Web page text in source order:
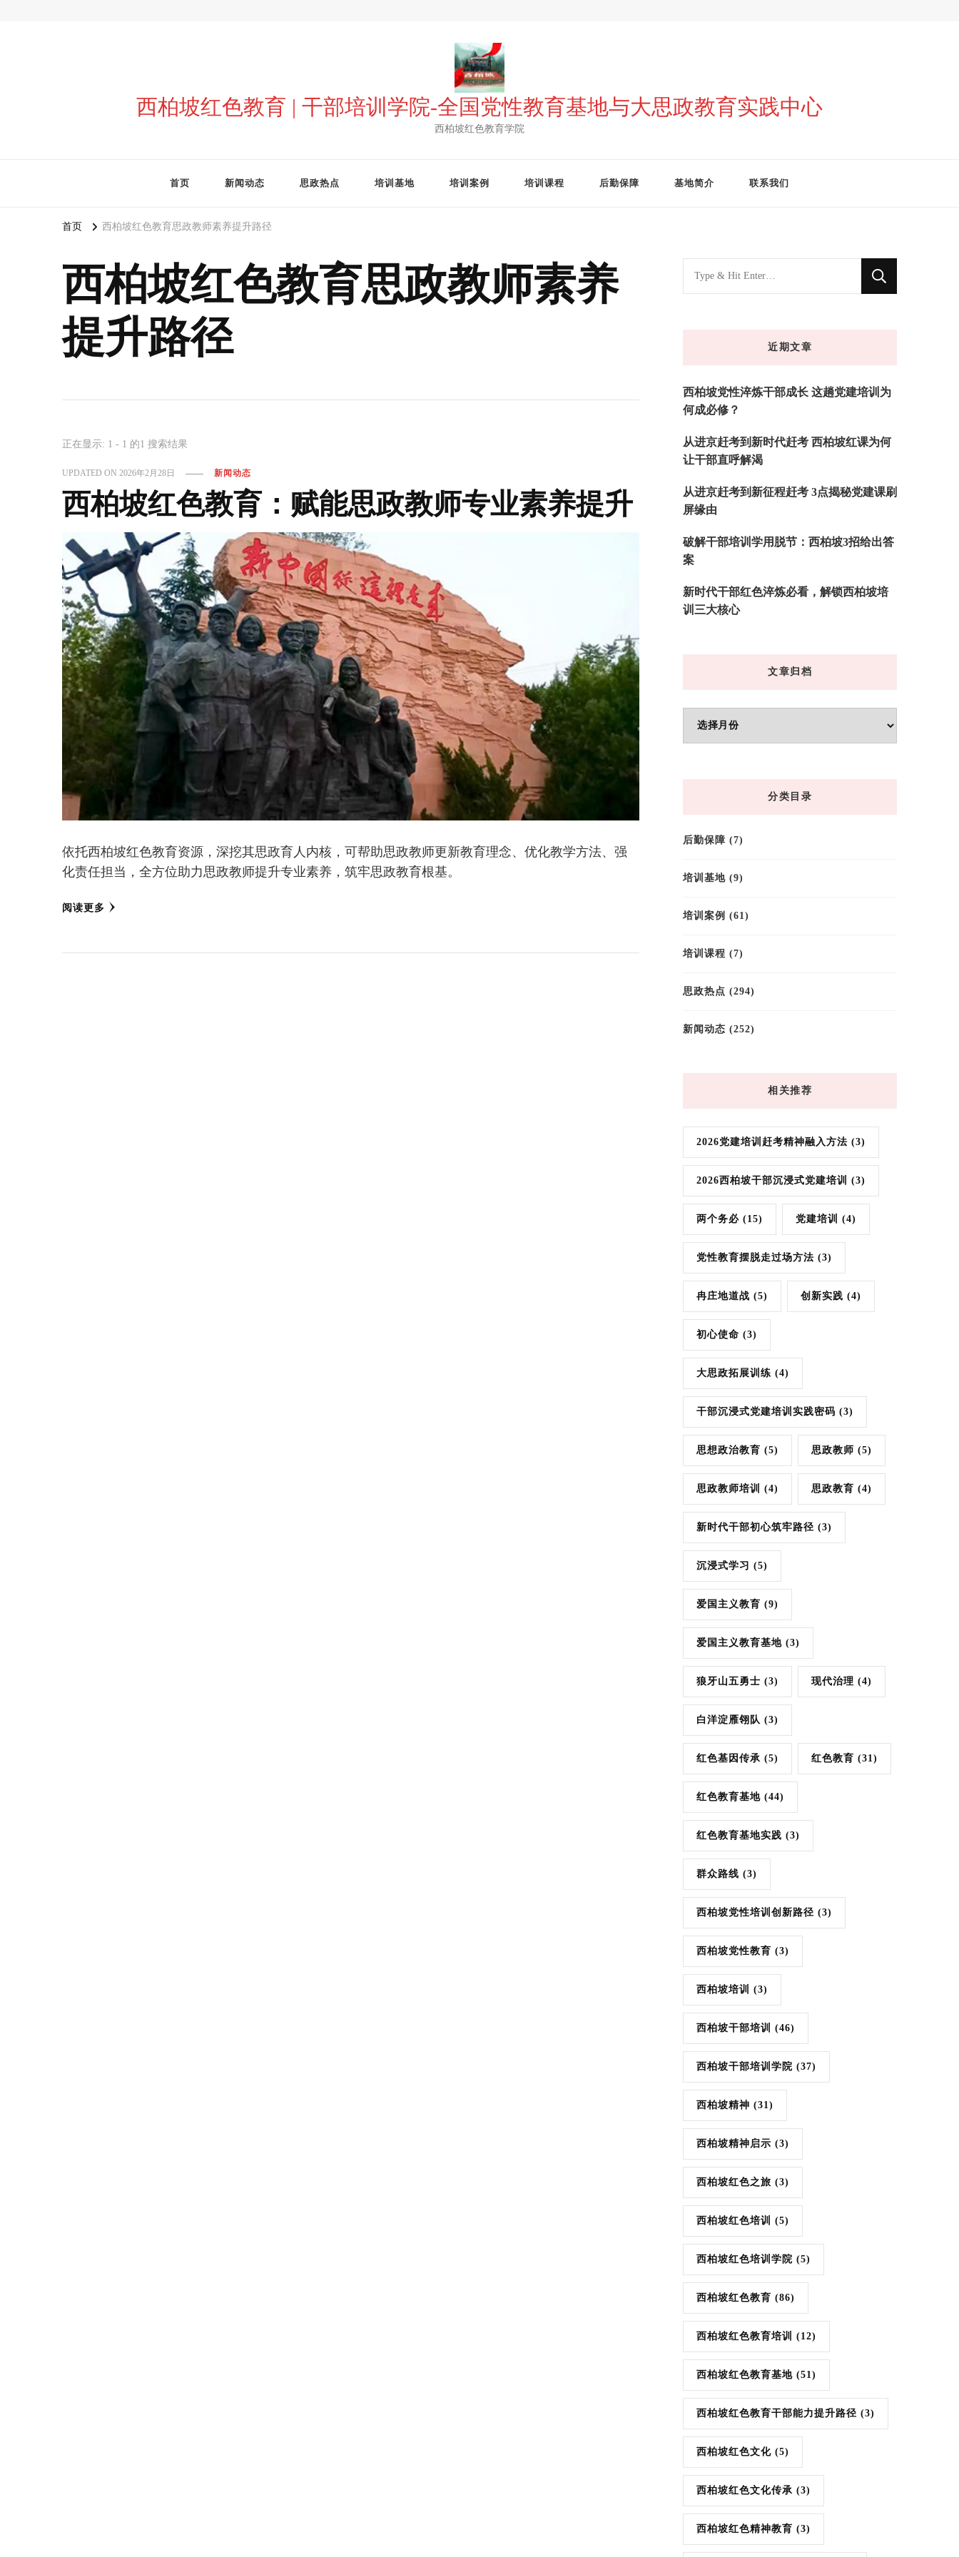
西柏坡红色教育 | 干部培训学院-全国党性教育基地与大思政教育实践中心
西柏坡红色教育学院
首页 新闻动态 思政热点 培训基地 培训案例 培训课程 后勤保障 基地简介 联系我们
首页 西柏坡红色教育思政教师素养提升路径
西柏坡红色教育思政教师素养
提升路径
正在显示: 1 - 1 的1 搜索结果
UPDATED ON2026年2月28日 新闻动态
西柏坡红色教育：赋能思政教师专业素养提升
依托西柏坡红色教育资源，深挖其思政育人内核，可帮助思政教师更新教育理念、优化教学方法、强
化责任担当，全方位助力思政教师提升专业素养，筑牢思政教育根基。
阅读更多
找
什
近期文章
西柏坡党性淬炼干部成长 这趟党建培训为
何成必修？
从进京赶考到新时代赶考 西柏坡红课为何
让干部直呼解渴
从进京赶考到新征程赶考 3点揭秘党建课刷
屏缘由
破解干部培训学用脱节：西柏坡3招给出答
案
新时代干部红色淬炼必看，解锁西柏坡培
训三大核心
文章归档
章
分类目录
后勤保障 (7)
培训基地 (9)
培训案例 (61)
培训课程 (7)
思政热点 (294)
新闻动态 (252)
相关推荐
2026党建培训赶考精神融入方法 (3)
2026西柏坡干部沉浸式党建培训 (3)
两个务必 (15) 党建培训 (4)
党性教育摆脱走过场方法 (3)
冉庄地道战 (5) 创新实践 (4)
初心使命 (3)
大思政拓展训练 (4)
干部沉浸式党建培训实践密码 (3)
思想政治教育 (5) 思政教师 (5)
思政教师培训 (4) 思政教育 (4)
新时代干部初心筑牢路径 (3)
沉浸式学习 (5)
爱国主义教育 (9)
爱国主义教育基地 (3)
狼牙山五勇士 (3) 现代治理 (4)
白洋淀雁翎队 (3)
红色基因传承 (5) 红色教育 (31)
红色教育基地 (44)
红色教育基地实践 (3)
群众路线 (3)
西柏坡党性培训创新路径 (3)
西柏坡党性教育 (3)
西柏坡培训 (3)
西柏坡干部培训 (46)
西柏坡干部培训学院 (37)
西柏坡精神 (31)
西柏坡精神启示 (3)
西柏坡红色之旅 (3)
西柏坡红色培训 (5)
西柏坡红色培训学院 (5)
西柏坡红色教育 (86)
西柏坡红色教育培训 (12)
西柏坡红色教育基地 (51)
西柏坡红色教育干部能力提升路径 (3)
西柏坡红色文化 (5)
西柏坡红色文化传承 (3)
西柏坡红色精神教育 (3)